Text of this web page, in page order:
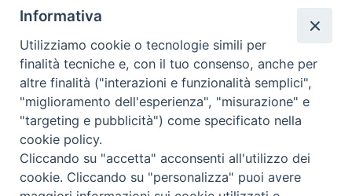
Torna il Campo Missionario Diocesano
_____________________________________________________
_____________________________
DIOCESI DI FANO FOSSOMBRONE CAGLI PERGOLA | Via Roma,
Informativa
Utilizziamo cookie o tecnologie simili per
finalità tecniche e, con il tuo consenso, anche per
altre finalità ("interazioni e funzionalità semplici",
"miglioramento dell'esperienza", "misurazione" e
"targeting e pubblicità") come specificato nella
cookie policy.
Cliccando su "accetta" acconsenti all'utilizzo dei
cookie. Cliccando su "personalizza" puoi avere